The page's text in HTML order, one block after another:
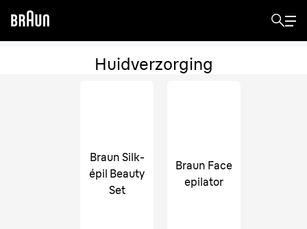
Huidverzorging
Braun Silk-
épil Beauty
Set
Braun Face
epilator